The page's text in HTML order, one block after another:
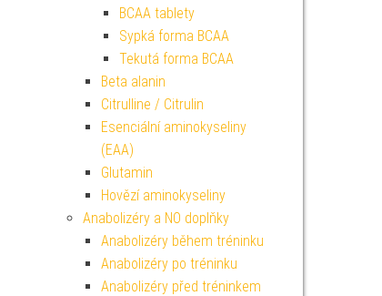
BCAA tablety
Sypká forma BCAA
Tekutá forma BCAA
Beta alanin
Citrulline / Citrulin
Esenciální aminokyseliny
(EAA)
Glutamin
Hovězí aminokyseliny
Anabolizéry a NO doplňky
Anabolizéry během tréninku
Anabolizéry po tréninku
Anabolizéry před tréninkem